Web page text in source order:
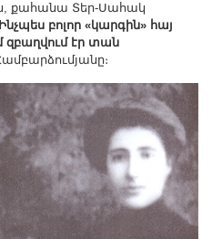
քահանա Տեր-Սահակ
բոլոր «կարգին» հայ
զբաղվում էր տան